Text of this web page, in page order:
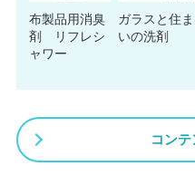
布製品用消臭
剤 リフレシ
ャワー
ガラスと住ま
いの洗剤
コン